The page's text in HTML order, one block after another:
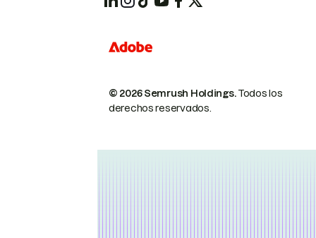
© 2026 Semrush Holdings.Todos los
derechos reservados.